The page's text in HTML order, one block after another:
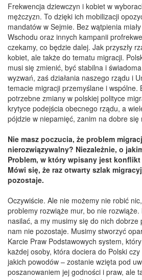
Frekwencja dziewczyn i kobiet w
mężczyzn. To dzięki ich mobilizacji
mandatów w Sejmie. Bez wątpienia
Wschodu oraz innych kampanii
czekamy, co będzie dalej. Jak przyszły
kobiet, ale także do tematu migracji.
musi się zmienić, być stabilna i
wyzwań, zaś działania naszego rządu i
temacie migracji przemyślane i wspólne.
potrzebne zmiany w polskiej polityce
krytyce podejścia obecnego rządu, a
pójdzie w niepamięć, zanim na dobre się
Nie masz poczucia, że problem
nierozwiązywalny? Niezależnie, o
Problem, w który wpisany jest
Mówi się, że raz otwarty szlak
pozostaje.
Oczywiście. Ale nie możemy nie robić
problemy rozwiąże mur, bo nie
nasilać, a my musimy się do nich dobrze
nam nie pozostaje. Musimy stworzyć
Karcie Praw Podstawowych system,
każdej osoby, która dociera do Polski
jakich powodów – zostanie wzięta pod
poszanowaniem jej godności i praw, ale